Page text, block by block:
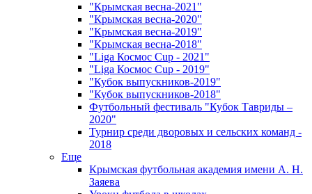
"Крымская весна-2021"
"Крымская весна-2020"
"Крымская весна-2019"
"Крымская весна-2018"
"Liga Космос Cup - 2021"
"Liga Космос Cup - 2019"
"Кубок выпускников-2019"
"Кубок выпускников-2018"
Футбольный фестиваль "Кубок Тавриды –
2020"
Турнир среди дворовых и сельских команд -
2018
Еще
Крымская футбольная академия имени А. Н.
Заяева